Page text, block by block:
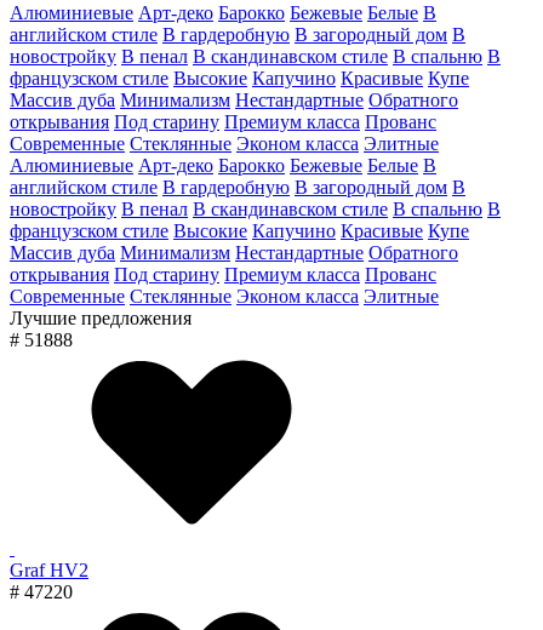
Алюминиевые Арт-деко Барокко Бежевые Белые В
английском стиле В гардеробную В загородный дом В
новостройку В пенал В скандинавском стиле В спальню В
французском стиле Высокие Капучино Красивые Купе
Массив дуба Минимализм Нестандартные Обратного
открывания Под старину Премиум класса Прованс
Современные Стеклянные Эконом класса Элитные
Алюминиевые Арт-деко Барокко Бежевые Белые В
английском стиле В гардеробную В загородный дом В
новостройку В пенал В скандинавском стиле В спальню В
французском стиле Высокие Капучино Красивые Купе
Массив дуба Минимализм Нестандартные Обратного
открывания Под старину Премиум класса Прованс
Современные Стеклянные Эконом класса Элитные
Лучшие предложения
# 51888
Graf HV2
# 47220